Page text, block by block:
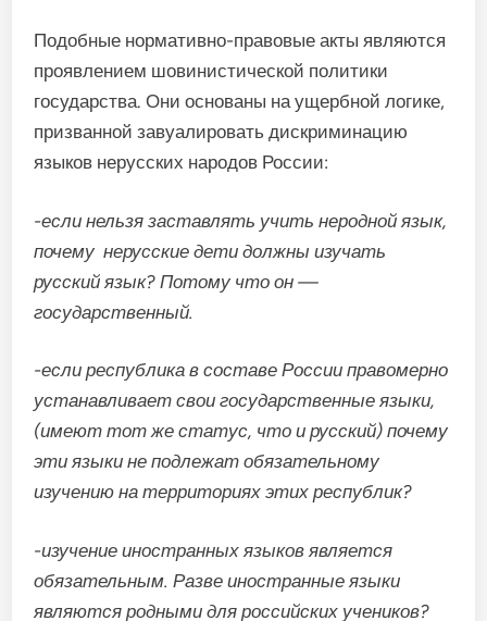
Подобные нормативно-правовые акты являются
проявлением шовинистической политики
государства. Они основаны на ущербной логике,
призванной завуалировать дискриминацию
языков нерусских народов России:
-если нельзя заставлять учить неродной язык,
почему нерусские дети должны изучать
русский язык? Потому что он —
государственный.
-если республика в составе России правомерно
устанавливает свои государственные языки,
(имеют тот же статус, что и русский) почему
эти языки не подлежат обязательному
изучению на территориях этих республик?
-изучение иностранных языков является
обязательным. Разве иностранные языки
являются родными для российских учеников?